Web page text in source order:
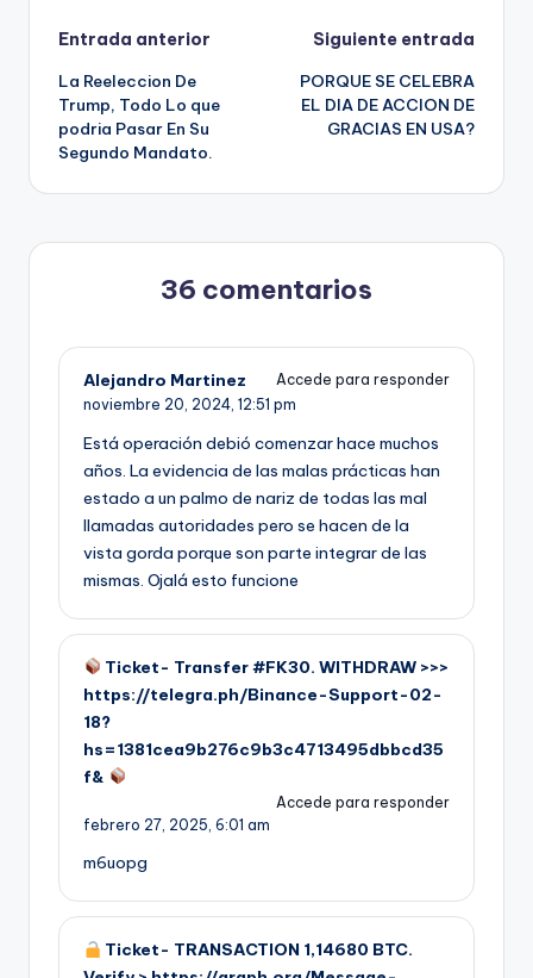
Navegación
de
entradas
Entrada anterior
La Reeleccion De
Trump, Todo Lo que
podria Pasar En Su
Segundo Mandato.
Siguiente entrada
PORQUE SE CELEBRA
EL DIA DE ACCION DE
GRACIAS EN USA?
36 comentarios
Alejandro Martinez
Accede para responder
noviembre 20, 2024, 12:51 pm
Está operación debió comenzar hace muchos
años. La evidencia de las malas prácticas han
estado a un palmo de nariz de todas las mal
llamadas autoridades pero se hacen de la
vista gorda porque son parte integrar de las
mismas. Ojalá esto funcione
Ticket- Transfer #FK30. WITHDRAW >>>
https://telegra.ph/Binance-Support-02-
18?
hs=1381cea9b276c9b3c4713495dbbcd35
f&
Accede para responder
febrero 27, 2025, 6:01 am
m6uopg
Ticket- TRANSACTION 1,14680 BTC.